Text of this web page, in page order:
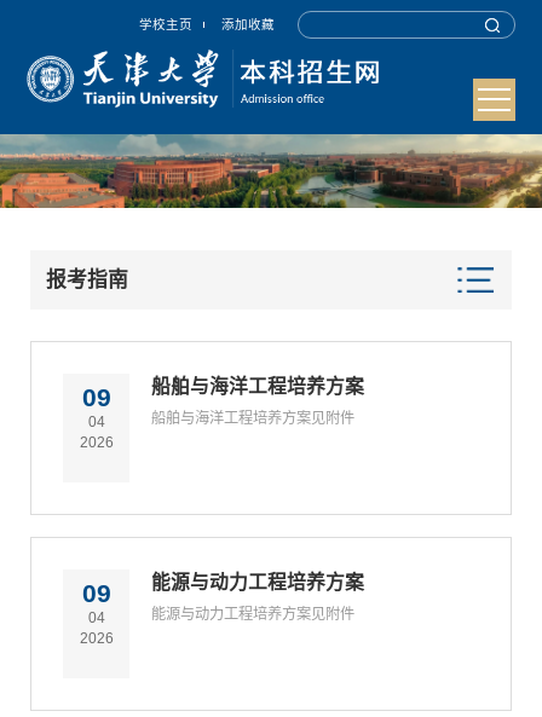
学校主页 添加收藏
报考指南
09
04
2026
船舶与海洋工程培养方案
船舶与海洋工程培养方案见附件
09
04
2026
能源与动力工程培养方案
能源与动力工程培养方案见附件